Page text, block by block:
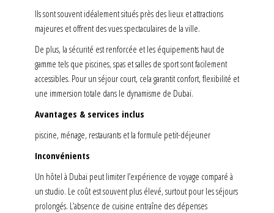
Ils sont souvent idéalement situés près des lieux et attractions
majeures et offrent des vues spectaculaires de la ville.
De plus, la sécurité est renforcée et les équipements haut de
gamme tels que piscines, spas et salles de sport sont facilement
accessibles. Pour un séjour court, cela garantit confort, flexibilité et
une immersion totale dans le dynamisme de Dubaï.
Avantages & services inclus
piscine, ménage, restaurants et la formule petit-déjeuner
Inconvénients
Un hôtel à Dubaï peut limiter l’expérience de voyage comparé à
un studio. Le coût est souvent plus élevé, surtout pour les séjours
prolongés. L’absence de cuisine entraîne des dépenses